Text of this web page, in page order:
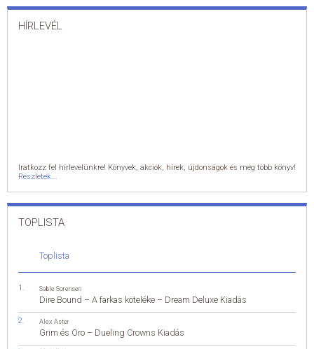
HÍRLEVÉL
Iratkozz fel hírlevelünkre! Könyvek, akciók, hírek, újdonságok és még több könyv!
Részletek...
TOPLISTA
Toplista
Sable Sorensen
Dire Bound – A farkas köteléke – Dream Deluxe Kiadás
Alex Aster
Grim és Oro – Dueling Crowns Kiadás